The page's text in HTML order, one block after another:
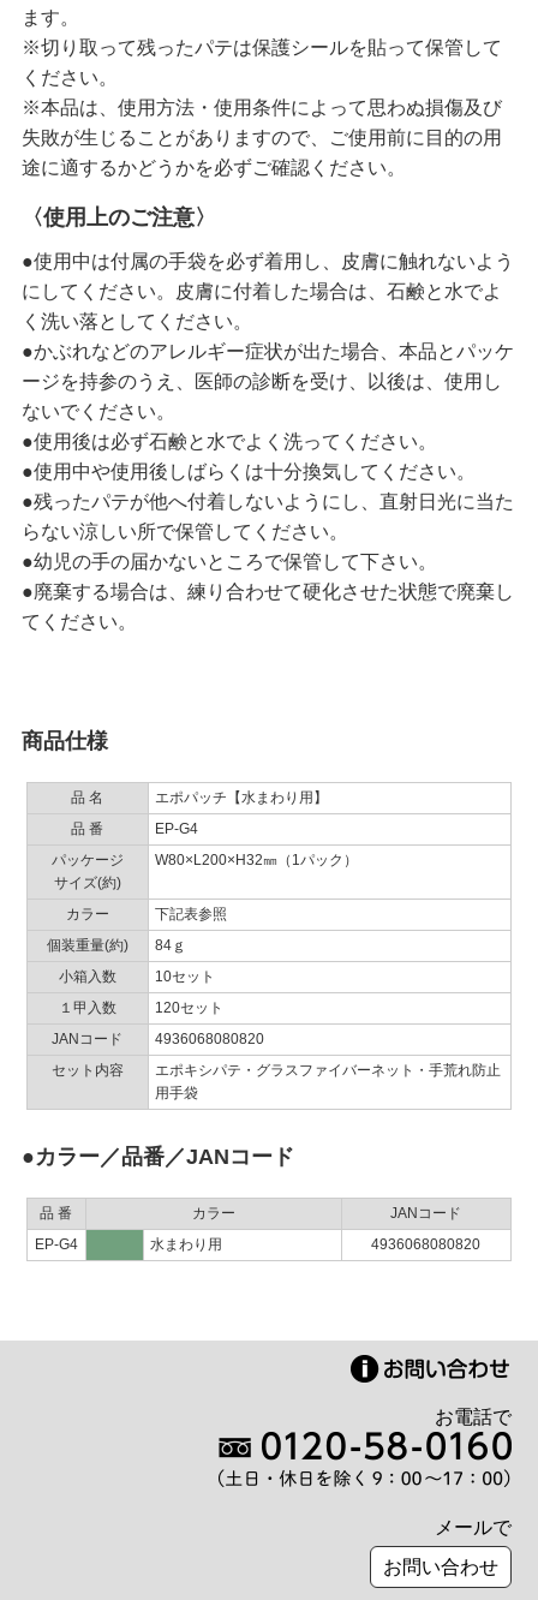
ます。
※切り取って残ったパテは保護シールを貼って保管して
ください。
※本品は、使用方法・使用条件によって思わぬ損傷及び
失敗が生じることがありますので、ご使用前に目的の用
途に適するかどうかを必ずご確認ください。
〈使用上のご注意〉
●使用中は付属の手袋を必ず着用し、皮膚に触れないよう
にしてください。皮膚に付着した場合は、石鹸と水でよ
く洗い落としてください。
●かぶれなどのアレルギー症状が出た場合、本品とパッケ
ージを持参のうえ、医師の診断を受け、以後は、使用し
ないでください。
●使用後は必ず石鹸と水でよく洗ってください。
●使用中や使用後しばらくは十分換気してください。
●残ったパテが他へ付着しないようにし、直射日光に当た
らない涼しい所で保管してください。
●幼児の手の届かないところで保管して下さい。
●廃棄する場合は、練り合わせて硬化させた状態で廃棄し
てください。
商品仕様
品 名
エポパッチ【水まわり用】
品 番
EP-G4
パッケージ
サイズ(約)
W80×L200×H32㎜（1パック）
カラー
下記表参照
個装重量(約)
84ｇ
小箱入数
10セット
１甲入数
120セット
JANコード
4936068080820
セット内容
エポキシパテ・グラスファイバーネット・手荒れ防止
用手袋
●カラー／品番／JANコード
品 番 カラー
JANコード
EP-G4
水まわり用 4936068080820
お電話で
メールで
お問い合わせ